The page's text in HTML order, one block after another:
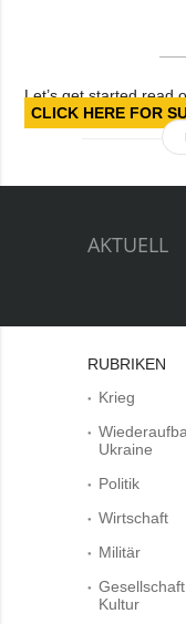
Let’s get started read
CLICK HERE FOR
AKTUELL
RUBRIKEN
Krieg
Ukraine
Politik
Wirtschaft
Militär
Kultur